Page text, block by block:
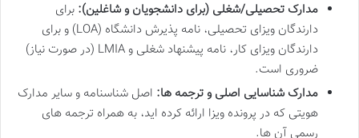
مدارک تحصیلی/شغلی (برای دانشجویان و شاغلین): برای
دارندگان ویزای تحصیلی، نامه پذیرش دانشگاه (LOA) و برای
دارندگان ویزای کار، نامه پیشنهاد شغلی و LMIA (در صورت نیاز)
ضروری است.
مدارک شناسایی اصلی و ترجمه ها: اصل شناسنامه و سایر مدارک
هویتی که در پرونده ویزا ارائه کرده اید، به همراه ترجمه های
رسمی آن ها.